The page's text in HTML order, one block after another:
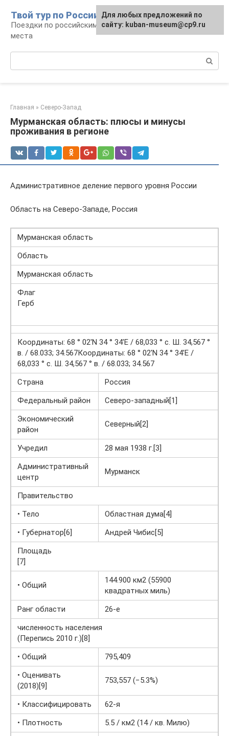
контенту
Твой тур по России
Поездки по российским городам, маршруты и
места
Главная » Северо-Запад
Мурманская область: плюсы и минусы
проживания в регионе
Административное деление первого уровня России
Область на Северо-Западе, Россия
Мурманская область
Область
Мурманская область
Флаг
Герб
Координаты: 68 ° 02′N 34 ° 34’E / 68,033 ° с. Ш. 34,567 °
в. / 68.033; 34.567Координаты: 68 ° 02′N 34 ° 34’E /
68,033 ° с. Ш. 34,567 ° в. / 68.033; 34.567
Страна
Россия
Федеральный район
Северо-западный[1]
Экономический
район
Северный[2]
Учредил
28 мая 1938 г.[3]
Административный
центр
Мурманск
Правительство
• Тело
Областная дума[4]
• Губернатор[6]
Андрей Чибис[5]
Площадь
[7]
• Общий
144.900 км2 (55900
квадратных миль)
Ранг области
26-е
численность населения
(Перепись 2010 г.)[8]
• Общий
795,409
• Оценивать
(2018)[9]
753,557 (−5.3%)
• Классифицировать
62-я
• Плотность
5.5 / км2 (14 / кв. Милю)
Для любых предложений по
сайту: kuban-museum@cp9.ru